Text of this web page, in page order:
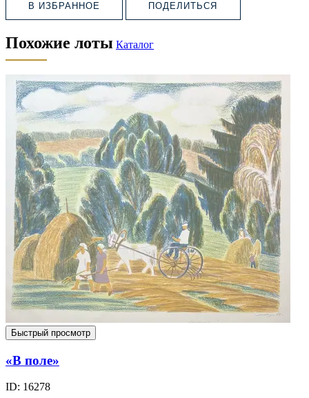
В ИЗБРАННОЕ ПОДЕЛИТЬСЯ
Похожие лоты Каталог
Быстрый просмотр
«В поле»
ID: 16278